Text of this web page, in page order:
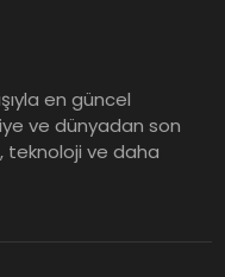
en güncel
ve dünyadan son
teknoloji ve daha